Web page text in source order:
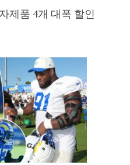
제품 4개 대폭 할인